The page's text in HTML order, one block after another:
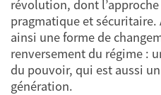
révolution, dont
pragmatique et sécuritaire.
ainsi une forme de
renversement du régime :
du pouvoir, qui est aussi
génération.